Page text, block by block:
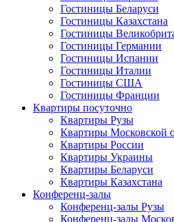
Гостиницы Беларуси
Гостиницы Казахстана
Гостиницы
Гостиницы Германии
Гостиницы Испании
Гостиницы Италии
Гостиницы США
Гостиницы Франции
Квартиры посуточно
Квартиры Рузы
Квартиры Московской
Квартиры России
Квартиры Украины
Квартиры Беларуси
Квартиры Казахстана
Конференц-залы
Конференц-залы Рузы
Конференц-залы